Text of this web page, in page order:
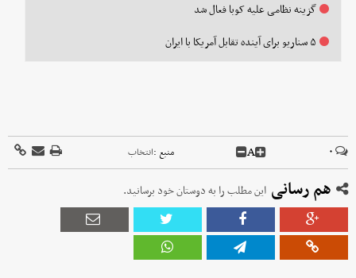
گزینه نظامی علیه کوبا فعال شد
۵ سناریو برای آینده تقابل آمریکا با ایران
۰ A منبع :انتخاب
هم رسانی این مطلب را به دوستان خود برسانید.